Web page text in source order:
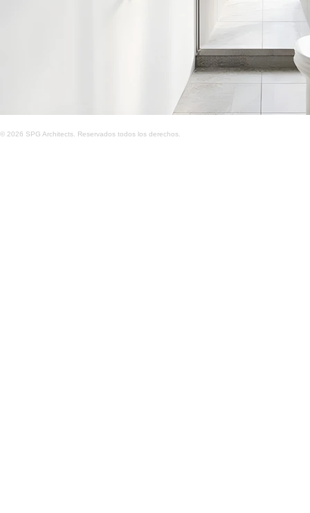
© 2026 SPG Architects. Reservados todos los derechos.